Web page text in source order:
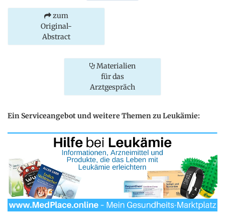
zum
Original-
Abstract
Materialien
für das
Arztgespräch
Ein Serviceangebot und weitere Themen zu Leukämie: